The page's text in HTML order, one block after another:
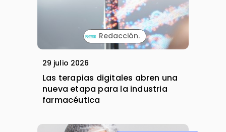
Redacción.
29 julio 2026
Las terapias digitales abren una
nueva etapa para la industria
farmacéutica